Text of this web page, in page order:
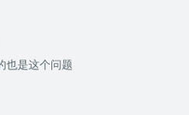
也是这个问题